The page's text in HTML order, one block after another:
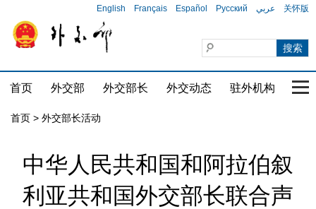
English Français Español Русский عربي 关怀版
首页 外交部 外交部长 外交动态 驻外机构 国
首页 > 外交部长活动
中华人民共和国和阿拉伯叙
利亚共和国外交部长联合声